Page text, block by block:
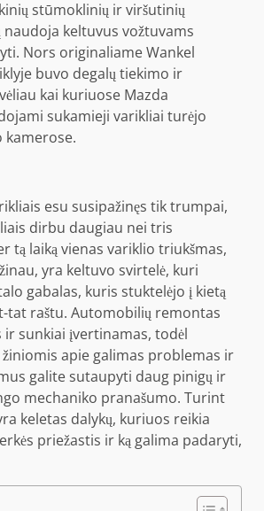
stūmoklinių ir viršutinių
naudoja keltuvus vožtuvams
Nors originaliame Wankel
buvo degalų tiekimo ir
kai kuriuose Mazda
sukamieji varikliai turėjo
kamerose.
esu susipažinęs tik trumpai,
dirbu daugiau nei tris
tą laiką vienas variklio triukšmas,
yra keltuvo svirtelė, kuri
gabalas, kuris stuktelėjo į kietą
tat raštu. Automobilių remontas
sunkiai įvertinamas, todėl
apie galimas problemas ir
galite sutaupyti daug pinigų ir
mechaniko pranašumo. Turint
keletas dalykų, kuriuos reikia
priežastis ir ką galima padaryti,